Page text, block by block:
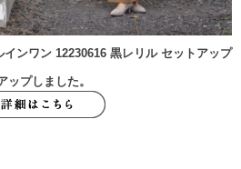
ンワン 12230616 黒レリル セットアップ
ップしました。